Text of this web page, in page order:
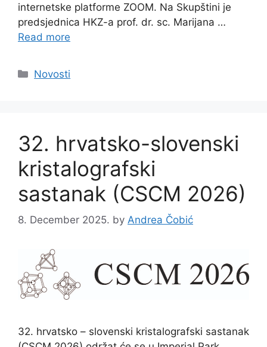
internetske platforme ZOOM. Na Skupštini je
predsjednica HKZ-a prof. dr. sc. Marijana …
Read more
Categories
Novosti
32. hrvatsko-slovenski
kristalografski
sastanak (CSCM 2026)
8. December 2025. by Andrea Čobić
32. hrvatsko – slovenski kristalografski sastanak